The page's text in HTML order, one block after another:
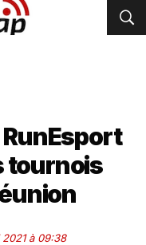
tournois
à 09:38